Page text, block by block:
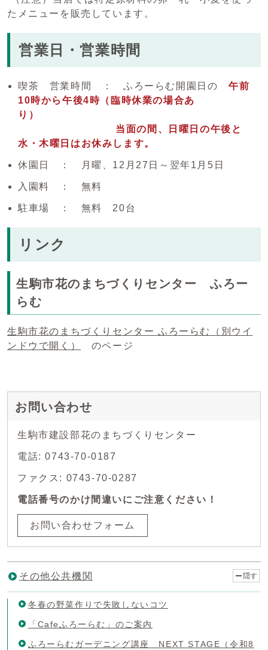
たメニューを販売しています。
営業日・営業時間
喫茶 営業時間 ： ふろーらむ開園日の 午前
10時から午後4時（臨時休業の場合あ
り
当面の間、
日曜日の午後と
水・木曜日はお休みします。
休園日 ： 月曜、12月27日～翌年1月5日
入園料 ： 無料
駐車場 ： 無料 20台
リンク
生駒市花のまちづくりセンター ふろー
らむ
生駒市花のまちづくりセンター ふろーらむ
（別ウイ
ンドウで開く）
のページ
お問い合わせ
生駒市建設部花のまちづくりセンター
電話: 0743-70-0187
ファクス: 0743-70-0287
電話番号のかけ間違いにご注意ください！
お問い合わせフォーム
その他公共機関 隠す
冬春の野菜作りで失敗しないコツ
「Cafeふろーらむ」のご案内
ふろーらむガーデニング講座 NEXT STAGE（令和8